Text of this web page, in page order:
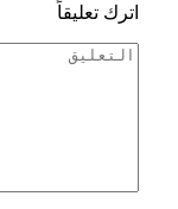
اترك تعليقاً